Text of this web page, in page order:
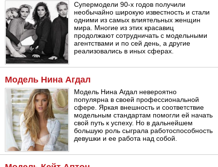
Супермодели 90-х годов получили
необычайно широкую известность и стали
одними из самых влиятельных женщин
мира. Многие из этих красавиц
продолжают сотрудничать с модельными
агентствами и по сей день, а другие
реализовались в иных сферах.
Модель Нина Агдал
Модель Нина Агдал невероятно
популярна в своей профессиональной
сфере. Яркая внешность и соответствие
модельным стандартам помогли ей начать
свой путь к успеху. Но в дальнейшем
большую роль сыграла работоспособность
девушки и ее работа над собой.